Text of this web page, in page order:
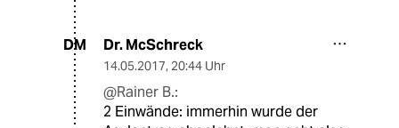
DM Dr. McSchreck
14.05.2017, 20:44 Uhr
@Rainer B.:
2 Einwände: immerhin wurde der